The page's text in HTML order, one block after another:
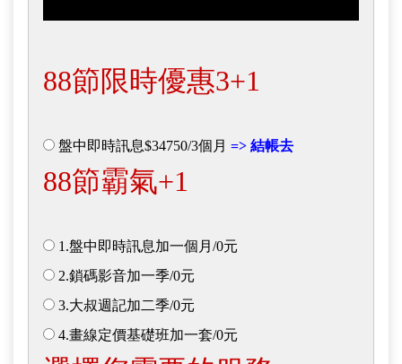
88節限時優惠3+1
盤中即時訊息$34750/3個月 => 結帳去
88節霸氣+1
1.盤中即時訊息加一個月/0元
2.鎖碼影音加一季/0元
3.大叔週記加二季/0元
4.畫線定價基礎班加一套/0元